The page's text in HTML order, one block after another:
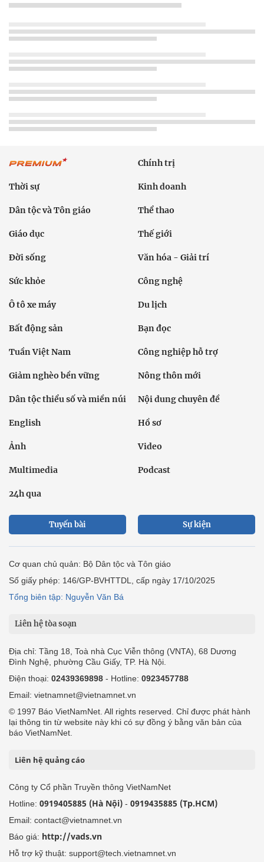
Chính trị
Thời sự Kinh doanh
Dân tộc và Tôn giáo Thể thao
Giáo dục Thế giới
Đời sống Văn hóa - Giải trí
Sức khỏe Công nghệ
Ô tô xe máy Du lịch
Bất động sản Bạn đọc
Tuần Việt Nam Công nghiệp hỗ trợ
Giảm nghèo bền vững Nông thôn mới
Dân tộc thiểu số và miền núi Nội dung chuyên đề
English Hồ sơ
Ảnh Video
Multimedia Podcast
24h qua
Tuyến bài Sự kiện
Cơ quan chủ quản: Bộ Dân tộc và Tôn giáo
Số giấy phép: 146/GP-BVHTTDL, cấp ngày 17/10/2025
Tổng biên tập: Nguyễn Văn Bá
Liên hệ tòa soạn
Địa chỉ: Tầng 18, Toà nhà Cục Viễn thông (VNTA), 68 Dương
Đình Nghệ, phường Cầu Giấy, TP. Hà Nội.
Điện thoại: 02439369898 - Hotline: 0923457788
Email: vietnamnet@vietnamnet.vn
© 1997 Báo VietNamNet. All rights reserved. Chỉ được phát hành
lại thông tin từ website này khi có sự đồng ý bằng văn bản của
báo VietNamNet.
Liên hệ quảng cáo
Công ty Cổ phần Truyền thông VietNamNet
Hotline: 0919405885 (Hà Nội) - 0919435885 (Tp.HCM)
Email: contact@vietnamnet.vn
Báo giá: http://vads.vn
Hỗ trợ kỹ thuật: support@tech.vietnamnet.vn